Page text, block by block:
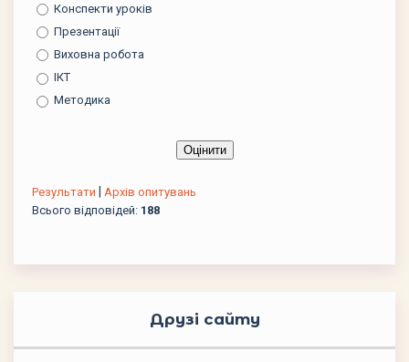
Конспекти уроків
Презентації
Виховна робота
ІКТ
Методика
Результати
Архів опитувань
Всього відповідей: 188
Друзі сайту